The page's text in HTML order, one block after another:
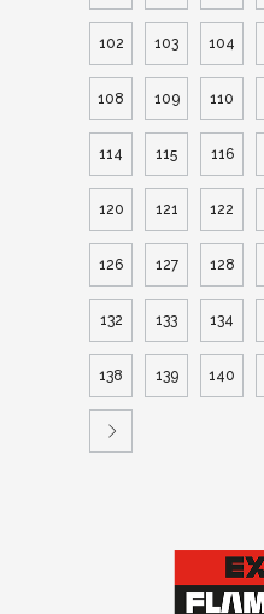
102 103 104
108 109 110
114 115 116
120 121 122
126 127 128
132 133 134
138 139 140